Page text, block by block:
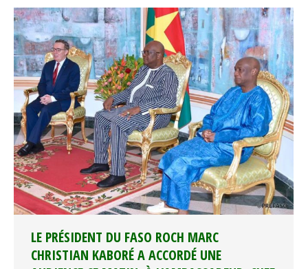
LE PRÉSIDENT DU FASO ROCH MARC
CHRISTIAN KABORÉ A ACCORDÉ UNE